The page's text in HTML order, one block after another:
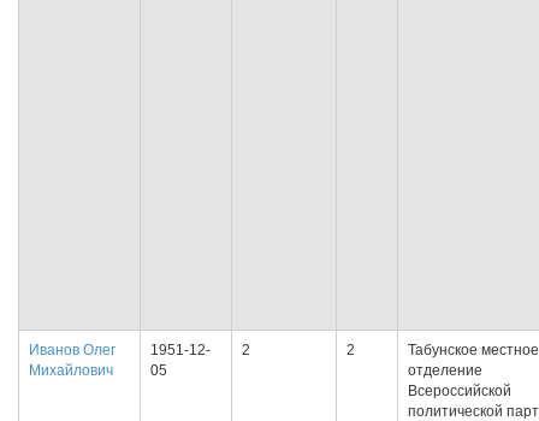
Иванов Олег
Михайлович
1951-12-
05
2 2
Табунское местное
отделение
Всероссийской
политической